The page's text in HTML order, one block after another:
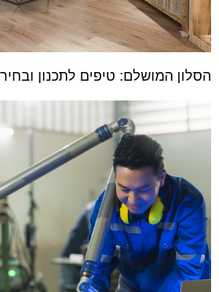
הסלון המושלם: טיפים לתכנון